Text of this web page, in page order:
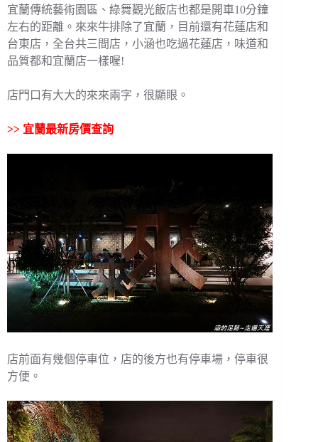
宜蘭傳統藝術園區、綠舞觀光飯店也都是開車10分鐘
左右的距離。來來牛排除了宜蘭，目前還有花蓮店和
台東店，全台共三間店，小涵也吃過花蓮店，味道和
品質都和宜蘭店一樣喔!
店門口有大大的來來兩字，很顯眼。
>> 宜蘭最新房價查詢
店前面有幾個停車位，店的後方也有停車場，停車很
方便。